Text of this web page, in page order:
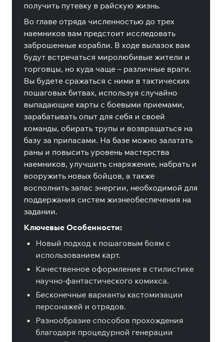
получить путевку в райскую жизнь.
Во главе отряда численностью до трех
наемников вам предстоит исследовать
заброшенные корабли. В ходе вылазок вам
будут встречаться миролюбивые жители и
торговцы, но куда чаще – различные враги.
Вы будете сражаться с ними в тактических
пошаговых битвах, используя случайно
выпадающие карты с боевыми приемами,
зарабатывать опыт для себя и своей
команды, обирать трупы и возвращаться на
базу за припасами. На базе можно залатать
раны и повысить уровень мастерства
наемников, улучшить снаряжение, набрать и
вооружить новых бойцов, а также
восполнить запас энергии, необходимой для
поддержания систем жизнеобеспечения на
задании.
Ключевые Особенности:
Новый подход к пошаговым боям с
использованием карт.
Качественное оформление в стилистике
научно-фантастического комикса.
Бесконечные варианты кастомизации
персонажей и отрядов.
Разнообразие способов прохождения
благодаря процедурной генерации